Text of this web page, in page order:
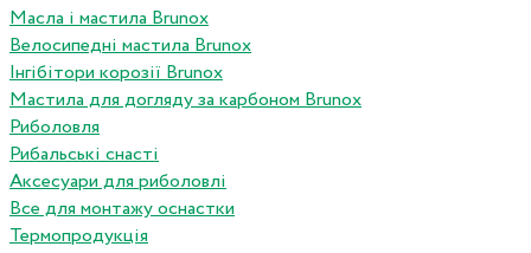
Масла і мастила Brunox
Велосипедні мастила Brunox
Інгібітори корозії Brunox
Мастила для догляду за карбоном Brunox
Риболовля
Рибальські снасті
Аксесуари для риболовлі
Все для монтажу оснастки
Термопродукція